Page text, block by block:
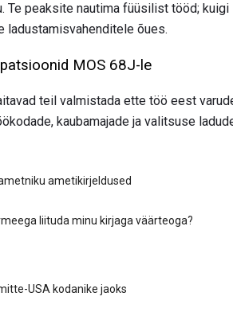
Te peaksite nautima füüsilist tööd;
ladustamisvahenditele õues.
MOS 68J-le
teil valmistada ette töö eest
kaubamajade ja valitsuse
ametikirjeldused
liituda minu kirjaga väärteoga?
USA kodanike jaoks